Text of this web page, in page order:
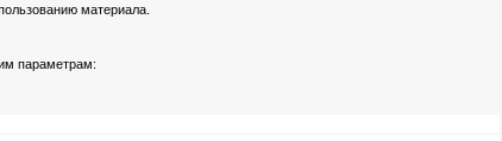
материала.
параметрам: